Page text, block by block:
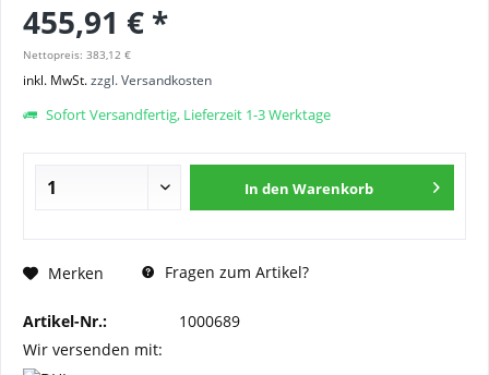
455,91 € *
Nettopreis: 383,12 €
inkl. MwSt.zzgl. Versandkosten
Sofort Versandfertig, Lieferzeit 1-3 Werktage
In den Warenkorb
Merken Fragen zum Artikel?
Artikel-Nr.:
1000689
Wir versenden mit: